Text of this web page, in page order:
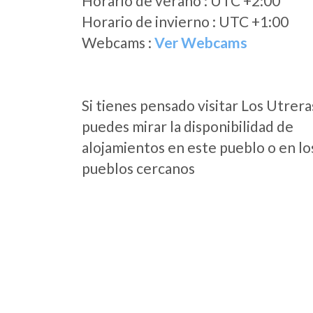
Horario de invierno : UTC +1:00
Webcams : Ver Webcams
Si tienes pensado visitar Los
puedes mirar la disponibilidad de
alojamientos en este pueblo o en
pueblos cercanos